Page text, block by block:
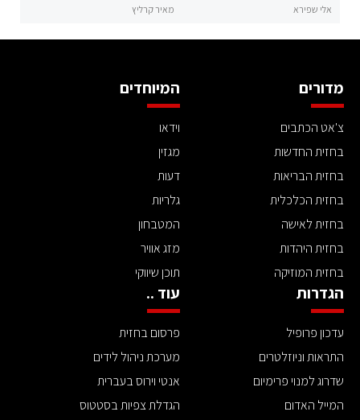
אלי שפירא מאיר קרליץ
מדורים
צ'אט הכתבים
בחזית החדשות
בחזית הבריאות
בחזית הכלכלית
בחזית לאישה
בחזית היהדות
בחזית המוזיקה
המיוחדים
וידאו
מגזין
דעות
גלריות
המטבחון
מזג אוויר
תוכן שיווקי
הגדרות
עדכון פרופיל
התראות וניוזלטרים
שדרוג למנוי פרימיום
המייל האדום
עוד ..
פרסום בחזית
מערכת ניהול לידים
אנטי וירוס בעברית
הגדלת צפיות בסטטוס